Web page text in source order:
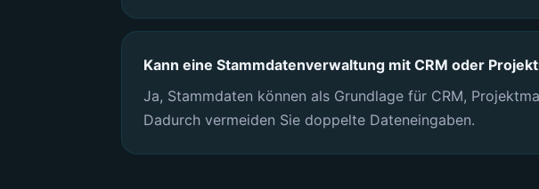
Kann eine Stammdatenverwaltung mit CRM oder
Ja, Stammdaten können als Grundlage für CRM,
Dadurch vermeiden Sie doppelte Dateneingaben.